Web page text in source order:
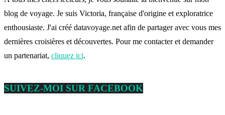
blog de voyage. Je suis Victoria, française d'origine et exploratrice
enthousiaste. J'ai créé datavoyage.net afin de partager avec vous mes
dernières croisières et découvertes. Pour me contacter et demander
un partenariat, cliquez ici.
SUIVEZ-MOI SUR FACEBOOK